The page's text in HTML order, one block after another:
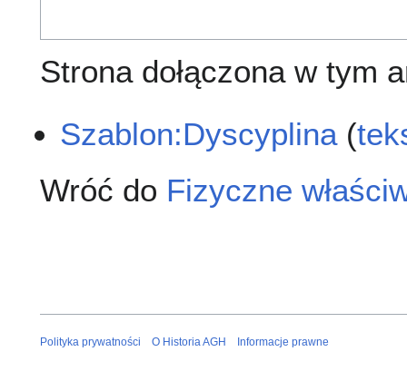
Strona dołączona w tym
Szablon:Dyscyplina (
Wróć do Fizyczne
Polityka prywatności O Historia AGH Informacje prawne